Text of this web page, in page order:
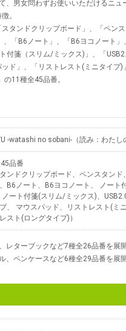
、男女問わずお使いいただけるニュ
。
タンドクリップボード」、「ペンス
、「B6ノート」、「B6ヨコノート
付箋（スリム/ミックス)」、「
ド」、「リストレスト(ミニタイプ)
の11種全45品番。
U -watashi no sobani-（読み：わたし
品番
タンドクリップボード、ペンスタンド
B6ノート、B6ヨコノート、 ノート
ノート付箋(スリム/ミックス)、
、 マウスパッド、リストレスト(ミ
スト(ロングタイプ)）
レターブックなど7種全26品番を展開
、ペンケースなど6種全29品番を展開